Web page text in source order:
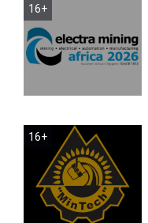
16+
16+